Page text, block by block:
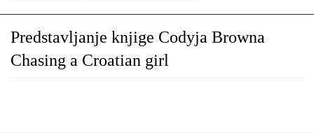
Predstavljanje knjige Codyja Browna
Chasing a Croatian girl